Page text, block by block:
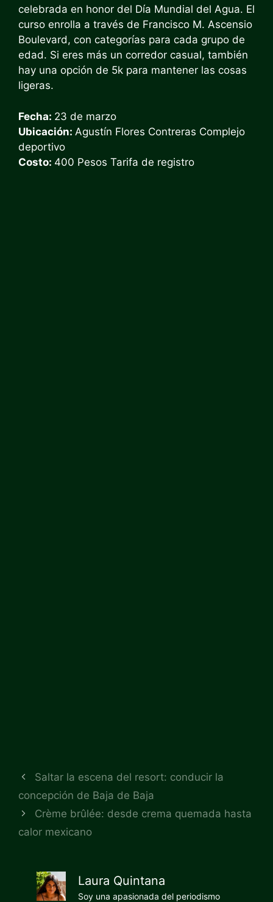
celebrada en honor del Día Mundial del Agua. El
curso enrolla a través de Francisco M. Ascensio
Boulevard, con categorías para cada grupo de
edad. Si eres más un corredor casual, también
hay una opción de 5k para mantener las cosas
ligeras.
Fecha: 23 de marzo
Ubicación: Agustín Flores Contreras Complejo
deportivo
Costo: 400 Pesos Tarifa de registro
Saltar la escena del resort: conducir la
concepción de Baja de Baja
Crème brûlée: desde crema quemada hasta
calor mexicano
Laura Quintana
Soy una apasionada del periodismo